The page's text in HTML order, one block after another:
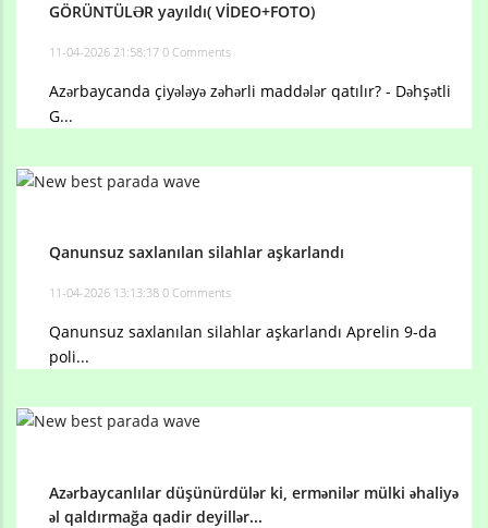
GÖRÜNTÜLƏR yayıldı( VİDEO+FOTO)
11-04-2026 21:58:17 0 Comments
Azərbaycanda çiyələyə zəhərli maddələr qatılır? - Dəhşətli
G...
Qanunsuz saxlanılan silahlar aşkarlandı
11-04-2026 13:13:38 0 Comments
Qanunsuz saxlanılan silahlar aşkarlandı Aprelin 9-da
poli...
Azərbaycanlılar düşünürdülər ki, ermənilər mülki əhaliyə
əl qaldırmağa qadir deyillər...